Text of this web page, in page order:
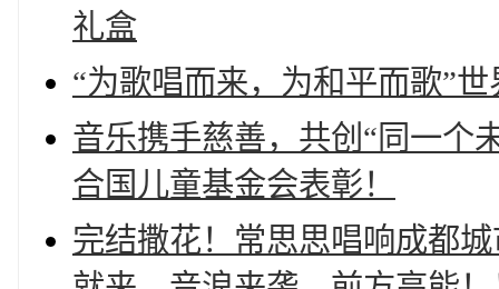
礼盒
“为歌唱而来，为和平而歌”
音乐携手慈善，共创“同一
合国儿童基金会表彰！
完结撒花！常思思唱响成都